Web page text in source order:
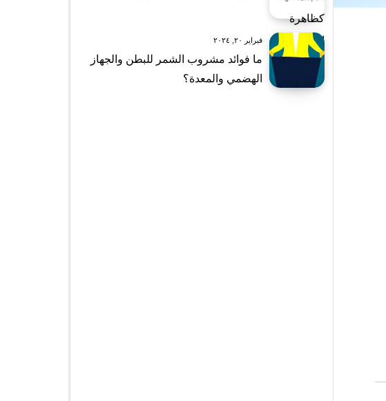
فبراير ٢٠, ٢٠٢٤
ما فوائد مشروب الشمر للبطن والجهاز
الهضمي والمعدة؟